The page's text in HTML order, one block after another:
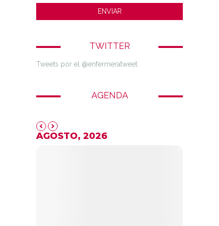
TWITTER
Tweets por el @enfermeratweet.
AGENDA
AGOSTO, 2026